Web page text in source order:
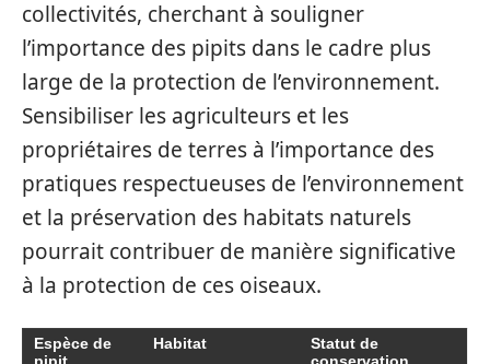
collectivités, cherchant à souligner
l’importance des pipits dans le cadre plus
large de la protection de l’environnement.
Sensibiliser les agriculteurs et les
propriétaires de terres à l’importance des
pratiques respectueuses de l’environnement
et la préservation des habitats naturels
pourrait contribuer de manière significative
à la protection de ces oiseaux.
Espèce de
pipit
Habitat
Statut de
conservation